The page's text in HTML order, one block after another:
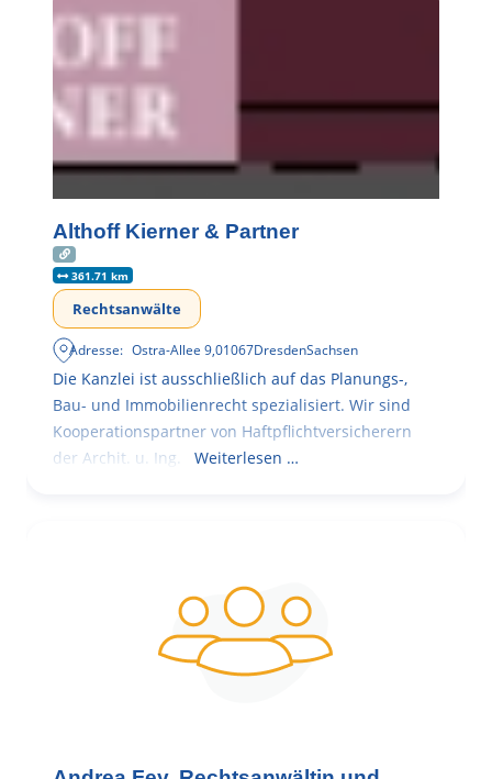
Althoff Kierner & Partner
361.71 km
Rechtsanwälte
Adresse: Ostra-Allee 9,01067DresdenSachsen
Die Kanzlei ist ausschließlich auf das Planungs-,
Bau- und Immobilienrecht spezialisiert. Wir sind
Kooperationspartner von Haftpflichtversicherern
der Archit. u. Ing.
Weiterlesen …